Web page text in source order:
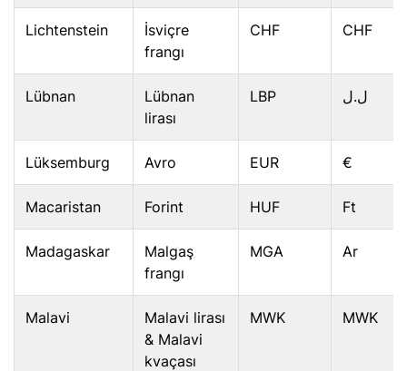
Lichtenstein
İsviçre
frangı
CHF CHF
Lübnan
Lübnan
lirası
LBP
Lüksemburg Avro EUR €
Macaristan Forint HUF Ft
Madagaskar
Malgaş
frangı
MGA Ar
Malavi
Malavi lirası
& Malavi
kvaçası
MWK MWK